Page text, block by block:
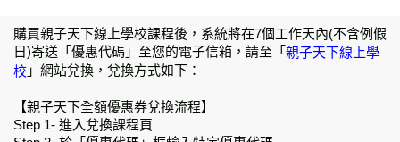
購買親子天下線上學校課程後，系統將在7個工作天內(不含例假
日)寄送「優惠代碼」至您的電子信箱，請至「 親子天下線上學
校 」網站兌換，兌換方式如下：
【親子天下全額優惠券兌換流程】
Step 1- 進入兌換課程頁